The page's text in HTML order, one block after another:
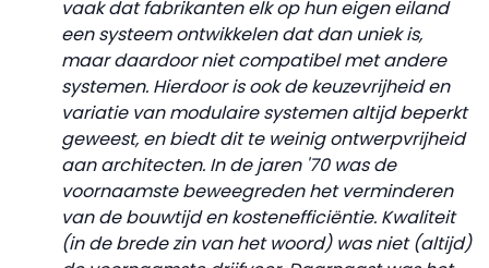
vaak dat fabrikanten elk op hun eigen eiland
een systeem ontwikkelen dat dan uniek is,
maar daardoor niet compatibel met andere
systemen. Hierdoor is ook de keuzevrijheid en
variatie van modulaire systemen altijd beperkt
geweest, en biedt dit te weinig ontwerpvrijheid
aan architecten. In de jaren '70 was de
voornaamste beweegreden het verminderen
van de bouwtijd en kostenefficiëntie. Kwaliteit
(in de brede zin van het woord) was niet (altijd)